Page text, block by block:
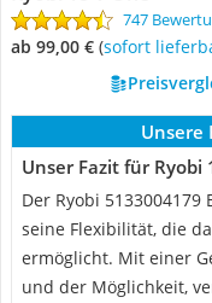
747
ab 99,00 € ( Sofort
Unsere
Unser Fazit für Ryobi
Der Ryobi
seine Flexibilität, die
ermöglicht. Mit einer
und der Möglichkeit,